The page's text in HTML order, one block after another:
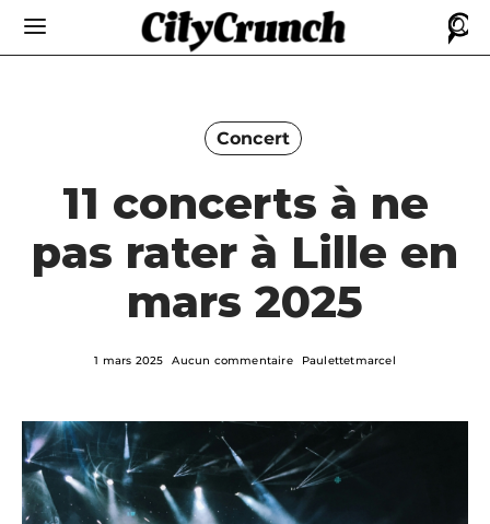
Concert
11 concerts à ne
pas rater à Lille en
mars 2025
1 mars 2025 Aucun commentaire Paulettetmarcel